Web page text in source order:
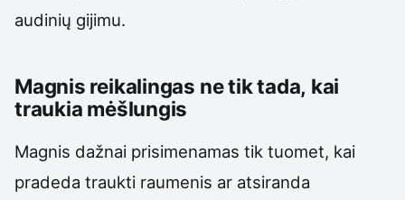
audinių gijimu.
Magnis reikalingas ne tik tada, kai
traukia mėšlungis
Magnis dažnai prisimenamas tik tuomet, kai
pradeda traukti raumenis ar atsiranda